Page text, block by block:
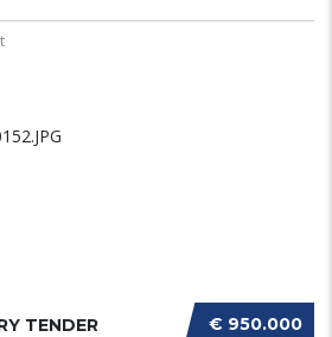
€ 950.000
TENDER